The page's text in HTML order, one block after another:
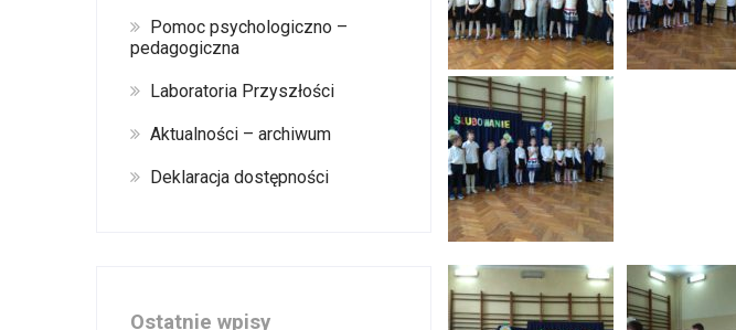
Pomoc psychologiczno –
pedagogiczna
Laboratoria Przyszłości
Aktualności – archiwum
Deklaracja dostępności
Ostatnie wpisy